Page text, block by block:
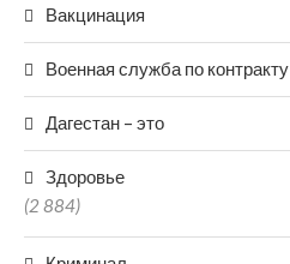
Вакцинация
Военная служба по контракту
Дагестан – это
Здоровье
(2 884)